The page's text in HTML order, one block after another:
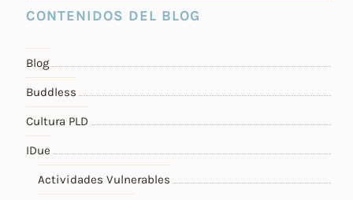
CONTENIDOS DEL BLOG
Blog
Buddless
Cultura PLD
IDue
Actividades Vulnerables